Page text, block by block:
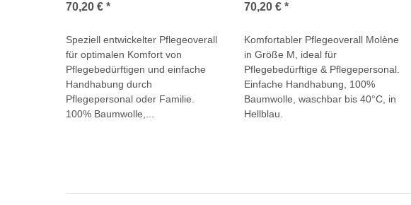
70,20 € *
Speziell entwickelter Pflegeoverall
für optimalen Komfort von
Pflegebedürftigen und einfache
Handhabung durch
Pflegepersonal oder Familie.
100% Baumwolle,...
70,20 € *
Komfortabler Pflegeoverall Molène
in Größe M, ideal für
Pflegebedürftige & Pflegepersonal.
Einfache Handhabung, 100%
Baumwolle, waschbar bis 40°C, in
Hellblau.